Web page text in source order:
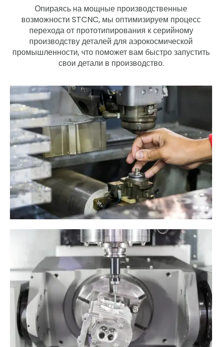
Опираясь на мощные производственные
возможности STCNC, мы оптимизируем процесс
перехода от прототипирования к серийному
производству деталей для аэрокосмической
промышленности, что поможет вам быстро запустить
свои детали в производство.